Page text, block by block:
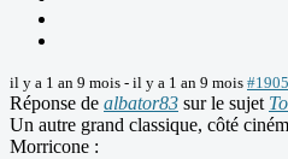
il y a 1 an 9 mois - il y a 1 an 9 mois
Réponse de albator83 sur le sujet
Un autre grand classique, côté
Morricone :